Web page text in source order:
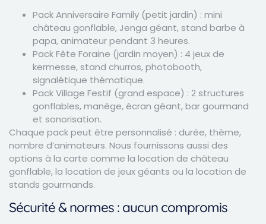
Pack Anniversaire Family (petit jardin) : mini
château gonflable, Jenga géant, stand barbe à
papa, animateur pendant 3 heures.
Pack Fête Foraine (jardin moyen) : 4 jeux de
kermesse, stand churros, photobooth,
signalétique thématique.
Pack Village Festif (grand espace) : 2 structures
gonflables, manège, écran géant, bar gourmand
et sonorisation.
Chaque pack peut être personnalisé : durée, thème,
nombre d’animateurs. Nous fournissons aussi des
options à la carte comme la location de château
gonflable, la location de jeux géants ou la location de
stands gourmands.
Sécurité & normes : aucun compromis